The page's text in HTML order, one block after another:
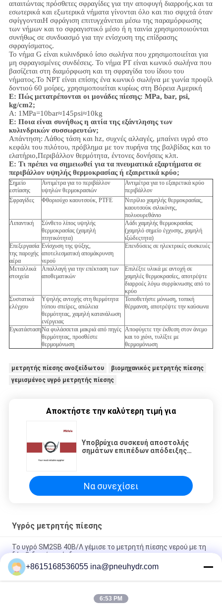
απαιτώντας πρόσθετες σφραγίδες για την αποφυγή διαρροής.και τα
εσωτερικά και εξωτερικά νήματα γίνονται όλο και πιο σφιχτά όταν
σφίγγονταιΗ σφράγιση επιτυγχάνεται μέσω της παραμόρφωσης
των νήμων και το σφραγιστικό μέσο ή η ταινία χρησιμοποιούνται
συνήθως σε συνδυασμό για την ενίσχυση της επίδρασης
σφραγίσματος.
Το νήμα G είναι κυλινδρικό ίσιο σωλήνα που χρησιμοποιείται για
μη σφραγισμένες συνδέσεις. Το νήμα PT είναι κωνικό σωλήνα που
βασίζεται στη διαμόρφωση και τη σφραγίδα του ίδιου του
νήματος.Το NPT είναι επίσης ένα κωνικό σωλήνα με γωνία προφίλ
δοντιού 60 μοίρες, χρησιμοποιείται κυρίως στη Βόρεια Αμερική
Ε: Πώς μετατρέπονται οι μονάδες πίεσης: MPa, bar, psi,
kg/cm2;
Α: 1MPa=10bar≈145psi≈10kg
Ε: Ποια είναι συνήθως η αιτία της εξάντλησης των
κυλινδρικών συσσωρευτών;
Απάντηση: Λάθος τάση και hz, συχνές αλλαγές, μπαίνει υγρό στο
κεφάλι του πιλότου, πρόβλημα με τον πυρήνα της βαλβίδας και το
ελατήριο,Περιβάλλον θερμότητα, έντονες δονήσεις κλπ.
Ε: Τι πρέπει να σημειωθεί για τα πνευματικά εξαρτήματα σε
περιβάλλον υψηλής θερμοκρασίας ή εξαιρετικά κρύο;
Σημείο
εστίασης
Αντιμέτρα για το περιβάλλον
υψηλών θερμοκρασιών
Αντιμέτρα για το εξαιρετικά κρύο
περιβάλλον
Σφραγίδες
Φθοριούχο καουτσούκ, PTFE
Νιτρίλιο χαμηλής θερμοκρασίας,
καουτσούκ σιλικόνης,
πολυουρεθάνιο
Λιπαντική
Σύνθετο λίπος υψηλής
θερμοκρασίας (χαμηλή
πτητικότητα)
Λάδι χαμηλής θερμοκρασίας
(χαμηλό σημείο έγχυσης, χαμηλή
ιξώδεςτητα)
Επεξεργασία
της παροχής
αέρα
Ενίσχυση της ψύξης,
αποτελεσματική απομάκρυνση
νερού
Επενδύσεις σε ηλεκτρικές συσκευές
Μεταλλικά
στοιχεία
Απαλλαγή για την επέκταση των
αποθεματικών
Επιλέξτε υλικά με αντοχή σε
χαμηλές θερμοκρασίες, αποτρέψτε
διαρροές λόγω συρρίκνωσης από το
κρύο
Συστατικά
ελέγχου
Υψηλής αντοχής στη θερμότητα
τύπου σπείρες, απώλεια
θερμότητας, χαμηλή κατανάλωση
ενέργειας
Τοποθετήστε μόνωση, τοπική
θέρμανση, αποτρέψτε την καύσωνα
ΕγκατάστασηΝα φυλάσσεται μακριά από πηγές
θερμότητας, προσθέστε
θερμομόνωση
Αποφύγετε την έκθεση στον άνεμο
και το χιόνι, τυλίξτε με
θερμομόνωση
μετρητής πίεσης ανοξείδωτου
βιομηχανικός μετρητής πίεσης
γεμισμένος υγρό μετρητής πίεσης
Αποκτήστε την καλύτερη τιμή για
Υποβρύχια συσκευή αποστολής
σημάτων επιπέδων απόδειξης
316L
Να συνεχίσει
Υγρός μετρητής πίεσης
Το υγρό SM2SB 40B/Λ γέμισε το μετρητή πίεσης νερού με τη
δύο βιδωμένη σύνδεση
SM1SP ενός κομματιού μετρητής πίεσης σύνδεσης υγρός με
την πτυχωμένη περίπτωση
63B / Λ γεμισμένη συγκόλληση λέιζερ μετρητών πίεσης
+8615168536055 ina@pneuhydr.com
6:53 PM